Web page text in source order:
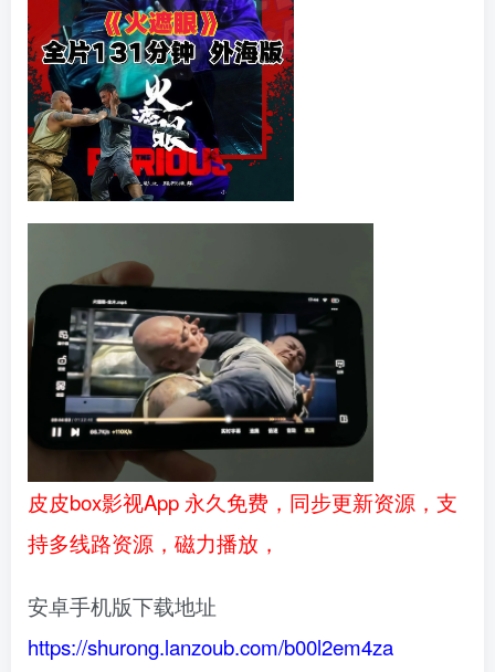
皮皮box影视App 永久免费，同步更新资源，支
持多线路资源，磁力播放，
安卓手机版下载地址
https://shurong.lanzoub.com/b00l2em4za